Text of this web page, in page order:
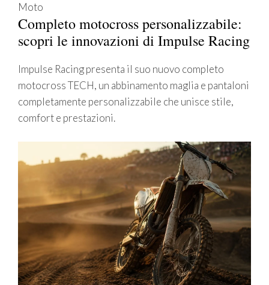
Moto
Completo motocross personalizzabile:
scopri le innovazioni di Impulse Racing
Impulse Racing presenta il suo nuovo completo
motocross TECH, un abbinamento maglia e pantaloni
completamente personalizzabile che unisce stile,
comfort e prestazioni.